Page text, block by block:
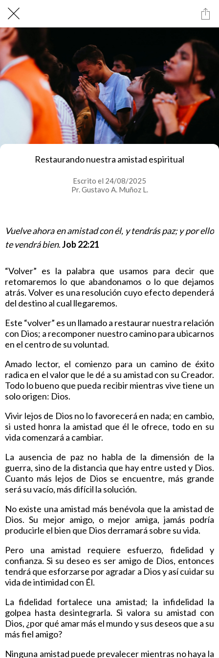
Restaurando nuestra amistad espiritual
Escrito el 24/08/2025
Pr. Gustavo A. Muñoz L.
Vuelve ahora en amistad con él, y tendrás paz; y por ello
te vendrá bien.Job 22:21
“Volver” es la palabra que usamos para decir que
retomaremos lo que abandonamos o lo que dejamos
atrás. Volver es una resolución cuyo efecto dependerá
del destino al cual llegaremos.
Este “volver” es un llamado a restaurar nuestra relación
con Dios; a recomponer nuestro camino para ubicarnos
en el centro de su voluntad.
Amado lector, el comienzo para un camino de éxito
radica en el valor que le dé a su amistad con su Creador.
Todo lo bueno que pueda recibir mientras vive tiene un
solo origen: Dios.
Vivir lejos de Dios no lo favorecerá en nada; en cambio,
si usted honra la amistad que él le ofrece, todo en su
vida comenzará a cambiar.
La ausencia de paz no habla de la dimensión de la
guerra, sino de la distancia que hay entre usted y Dios.
Cuanto más lejos de Dios se encuentre, más grande
será su vacío, más difícil la solución.
No existe una amistad más benévola que la amistad de
Dios. Su mejor amigo, o mejor amiga, jamás podría
producirle el bien que Dios derramará sobre su vida.
Pero una amistad requiere esfuerzo, fidelidad y
confianza. Si su deseo es ser amigo de Dios, entonces
tendrá que esforzarse por agradar a Dios y así cuidar su
vida de intimidad con Él.
La fidelidad fortalece una amistad; la infidelidad la
golpea hasta desintegrarla. Si valora su amistad con
Dios, ¿por qué amar más el mundo y sus deseos que a su
más fiel amigo?
Ninguna amistad puede prevalecer mientras no haya la